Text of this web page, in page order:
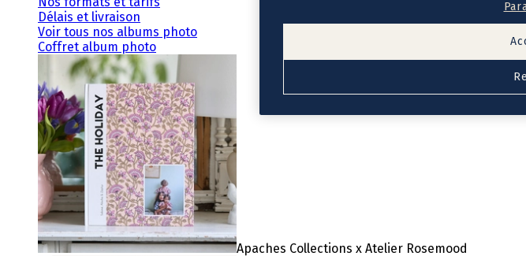
Délais et livraison
Voir tous nos albums photo
Coffret album photo
Apaches Collections x Atelier Rosemood